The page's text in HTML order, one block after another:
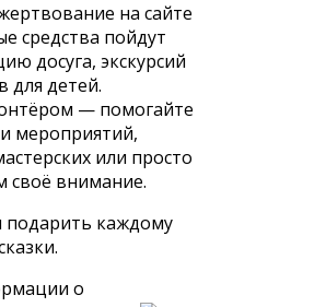
на сайте
средства пойдут
досуга, экскурсий
для детей.
— помогайте
мероприятий,
или просто
своё внимание.
каждому
о